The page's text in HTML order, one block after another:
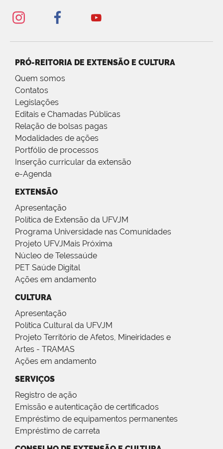
PRÓ-REITORIA DE EXTENSÃO E CULTURA
Quem somos
Contatos
Legislações
Editais e Chamadas Públicas
Relação de bolsas pagas
Modalidades de ações
Portfólio de processos
Inserção curricular da extensão
e-Agenda
EXTENSÃO
Apresentação
Política de Extensão da UFVJM
Programa Universidade nas Comunidades
Projeto UFVJMais Próxima
Núcleo de Telessaúde
PET Saúde Digital
Ações em andamento
CULTURA
Apresentação
Política Cultural da UFVJM
Projeto Território de Afetos, Mineiridades e
Artes - TRAMAS
Ações em andamento
SERVIÇOS
Registro de ação
Emissão e autenticação de certificados
Empréstimo de equipamentos permanentes
Empréstimo de carreta